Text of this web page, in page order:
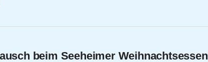
beim Seeheimer Weihnachtsessen